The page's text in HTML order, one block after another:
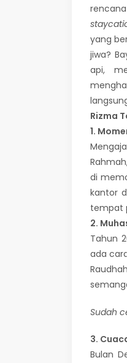
yang
jiwa?
api,
Rizma
1.
di
kantor
tempat
2.
Tahun
ada
Sudah
3.
Bulan